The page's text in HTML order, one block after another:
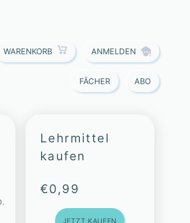
WARENKORB ANMELDEN
FÄCHER ABO
Lehrmittel
kaufen
€0,99
JETZT KAUFEN